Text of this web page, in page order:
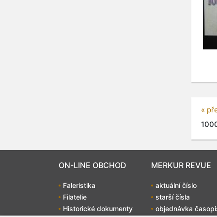
«
ON-LINE OBCHOD
Faleristika
Filatelie
Historické dokumenty
MERKUR REVUE
aktuální číslo
starší čísla
objednávka